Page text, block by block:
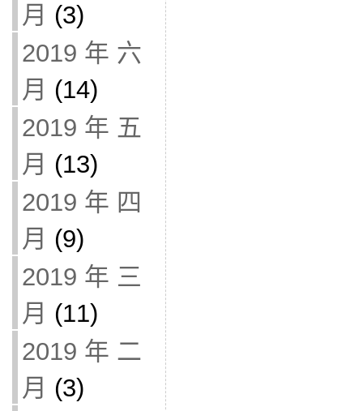
月 (3)
2019 年 六
月 (14)
2019 年 五
月 (13)
2019 年 四
月 (9)
2019 年 三
月 (11)
2019 年 二
月 (3)